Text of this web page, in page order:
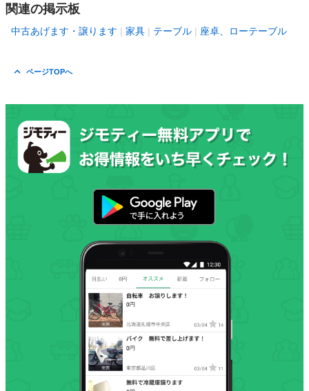
関連の掲示板
中古あげます・譲ります 家具 テーブル 座卓、ローテーブル
ページTOPへ